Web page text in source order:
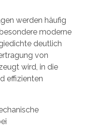
werden häufig
moderne
deutlich
von
wird, in die
effizienten